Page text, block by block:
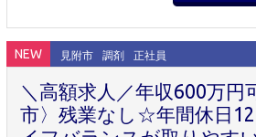
NEW 見附市 調剤 正社員
＼高額求人／年収600万円
市〉残業なし☆年間休日